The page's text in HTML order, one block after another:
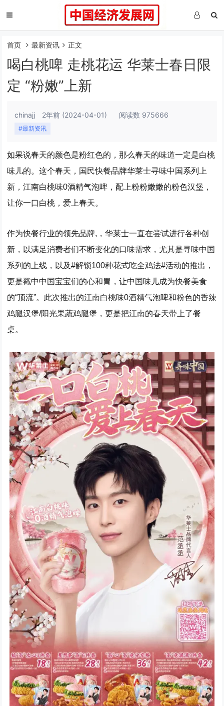
首页 最新资讯 正文
喝白桃啤 走桃花运 华莱士春日限
定 “粉嫩”上新
chinajj 2年前 (2024-04-01) 阅读数 975666
#最新资讯
如果说春天的颜色是粉红色的，那么春天的味道一定是白桃
味儿的。这个春天，国民快餐品牌华莱士寻味中国系列上
新，江南白桃味0酒精气泡啤，配上粉粉嫩嫩的粉色汉堡，
让你一口白桃，爱上春天。
作为快餐行业的领先品牌,，华莱士一直在尝试进行各种创
新，以满足消费者们不断变化的口味需求，尤其是寻味中国
系列的上线，以及#解锁100种花式吃全鸡法#活动的推出，
更是戳中中国宝宝们的心和胃，让中国味儿成为快餐美食
的“顶流”。此次推出的江南白桃味0酒精气泡啤和粉色的香辣
鸡腿汉堡/阳光果蔬鸡腿堡，更是把江南的春天带上了餐
桌。